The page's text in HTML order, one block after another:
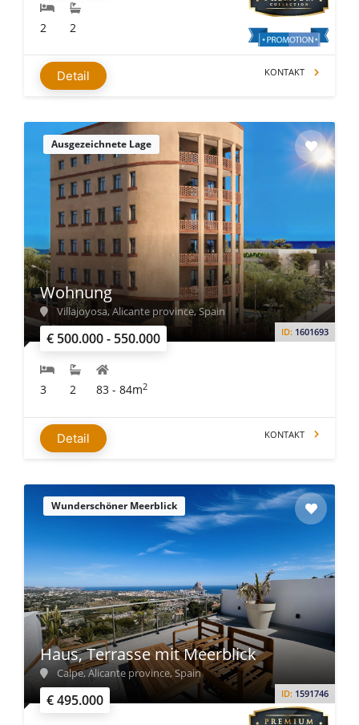
2 2
Detail KONTAKT
Ausgezeichnete Lage
€ 500.000 - 550.000 ID: 1601693
Wohnung
Villajoyosa, Alicante province, Spain
3 2 83 - 84m2
Detail KONTAKT
Wunderschöner Meerblick
€ 495.000 ID: 1591746
Haus, Terrasse mit Meerblick
Calpe, Alicante province, Spain